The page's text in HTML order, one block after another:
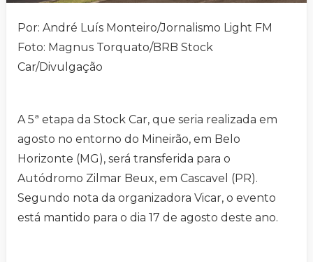
Por: André Luís Monteiro/Jornalismo Light FM
Foto: Magnus Torquato/BRB Stock
Car/Divulgação
A 5ª etapa da Stock Car, que seria realizada em
agosto no entorno do Mineirão, em Belo
Horizonte (MG), será transferida para o
Autódromo Zilmar Beux, em Cascavel (PR).
Segundo nota da organizadora Vicar, o evento
está mantido para o dia 17 de agosto deste ano.